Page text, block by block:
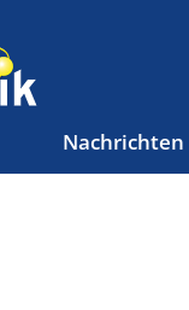
Nachrichten